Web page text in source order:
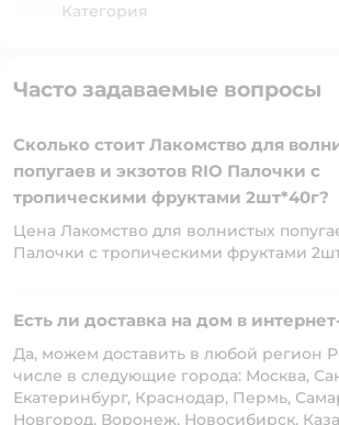
Категория
Часто задаваемые вопросы
Сколько стоит Лакомство для
попугаев и экзотов RIO Палочки с
тропическими фруктами 2шт*40г?
Цена Лакомство для волнистых
Палочки с тропическими фруктами
Есть ли доставка на дом в
Да, можем доставить в любой регион
числе в следующие города: Москва,
Екатеринбург, Краснодар, Пермь,
Новгород, Воронеж, Новосибирск,